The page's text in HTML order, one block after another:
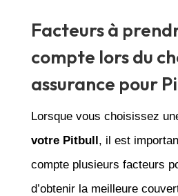
Facteurs à
compte lors du
assurance pour
Lorsque vous choisissez
votre Pitbull, il est
compte plusieurs facteurs
d’obtenir la meilleure